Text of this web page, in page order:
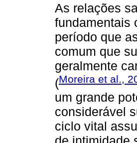
As relações
fundamentais
período que
comum que
geralmente
(Moreira et al.,
um grande
considerável
ciclo vital